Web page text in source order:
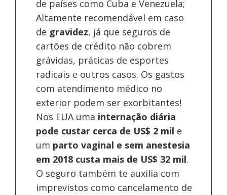
de países como Cuba e Venezuela;
Altamente recomendável em caso
de gravidez, já que seguros de
cartões de crédito não cobrem
grávidas, práticas de esportes
radicais e outros casos. Os gastos
com atendimento médico no
exterior podem ser exorbitantes!
Nos EUA uma internação diária
pode custar cerca de US$ 2 mil e
um parto vaginal e sem anestesia
em 2018 custa mais de US$ 32 mil.
O seguro também te auxilia com
imprevistos como cancelamento de